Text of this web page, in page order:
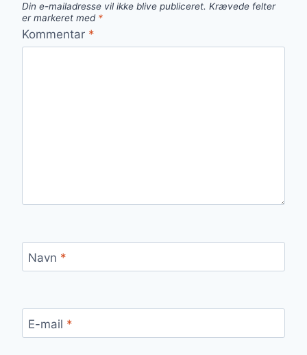
Din e-mailadresse vil ikke blive publiceret. Krævede felter
er markeret med *
Kommentar *
Navn *
E-mail *